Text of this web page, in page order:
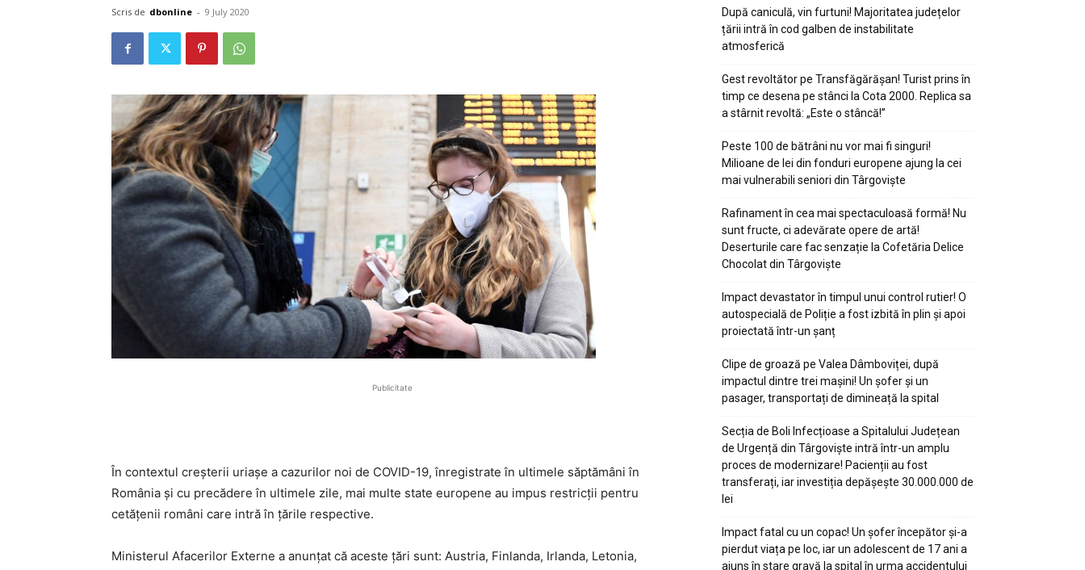
Scris de dbonline - 9 July 2020
Publicitate
În contextul creșterii uriașe a cazurilor noi de COVID-19, înregistrate în ultimele săptămâni în
România și cu precădere în ultimele zile, mai multe state europene au impus restricții pentru
cetățenii români care intră în țările respective.
Ministerul Afacerilor Externe a anunțat că aceste țări sunt: Austria, Finlanda, Irlanda, Letonia,
După caniculă, vin furtuni! Majoritatea județelor
țării intră în cod galben de instabilitate
atmosferică
Gest revoltător pe Transfăgărășan! Turist prins în
timp ce desena pe stânci la Cota 2000. Replica sa
a stârnit revoltă: „Este o stâncă!”
Peste 100 de bătrâni nu vor mai fi singuri!
Milioane de lei din fonduri europene ajung la cei
mai vulnerabili seniori din Târgoviște
Rafinament în cea mai spectaculoasă formă! Nu
sunt fructe, ci adevărate opere de artă!
Deserturile care fac senzație la Cofetăria Delice
Chocolat din Târgoviște
Impact devastator în timpul unui control rutier! O
autospecială de Poliție a fost izbită în plin și apoi
proiectată într-un șanț
Clipe de groază pe Valea Dâmboviței, după
impactul dintre trei mașini! Un șofer și un
pasager, transportați de dimineață la spital
Secția de Boli Infecțioase a Spitalului Județean
de Urgență din Târgoviște intră într-un amplu
proces de modernizare! Pacienții au fost
transferați, iar investiția depășește 30.000.000 de
lei
Impact fatal cu un copac! Un șofer începător și-a
pierdut viața pe loc, iar un adolescent de 17 ani a
ajuns în stare gravă la spital în urma accidentului